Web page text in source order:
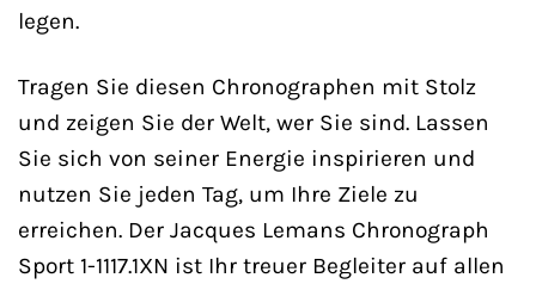
legen.
Tragen Sie diesen Chronographen mit Stolz
und zeigen Sie der Welt, wer Sie sind. Lassen
Sie sich von seiner Energie inspirieren und
nutzen Sie jeden Tag, um Ihre Ziele zu
erreichen. Der Jacques Lemans Chronograph
Sport 1-1117.1XN ist Ihr treuer Begleiter auf allen